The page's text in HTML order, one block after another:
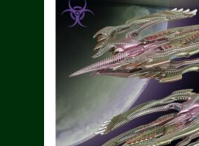
plus
ancien